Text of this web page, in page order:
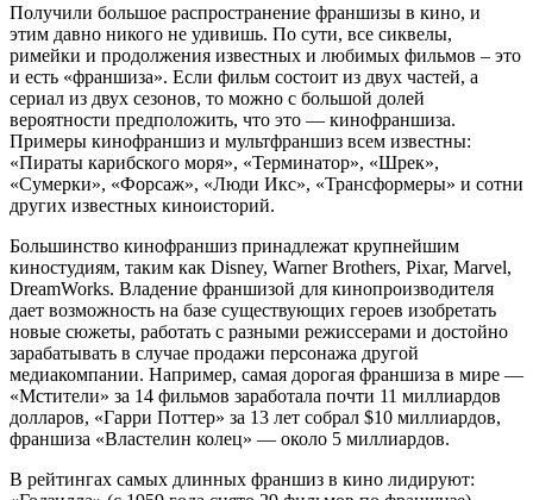
Получили большое распространение франшизы в кино, и
этим давно никого не удивишь. По сути, все сиквелы,
римейки и продолжения известных и любимых фильмов – это
и есть «франшиза». Если фильм состоит из двух частей, а
сериал из двух сезонов, то можно с большой долей
вероятности предположить, что это — кинофраншиза.
Примеры кинофраншиз и мультфраншиз всем известны:
«Пираты карибского моря», «Терминатор», «Шрек»,
«Сумерки», «Форсаж», «Люди Икс», «Трансформеры» и сотни
других известных киноисторий.
Большинство кинофраншиз принадлежат крупнейшим
киностудиям, таким как Disney, Warner Brothers, Pixar, Marvel,
DreamWorks. Владение франшизой для кинопроизводителя
дает возможность на базе существующих героев изобретать
новые сюжеты, работать с разными режиссерами и достойно
зарабатывать в случае продажи персонажа другой
медиакомпании. Например, самая дорогая франшиза в мире —
«Мстители» за 14 фильмов заработала почти 11 миллиардов
долларов, «Гарри Поттер» за 13 лет собрал $10 миллиардов,
франшиза «Властелин колец» — около 5 миллиардов.
В рейтингах самых длинных франшиз в кино лидируют: